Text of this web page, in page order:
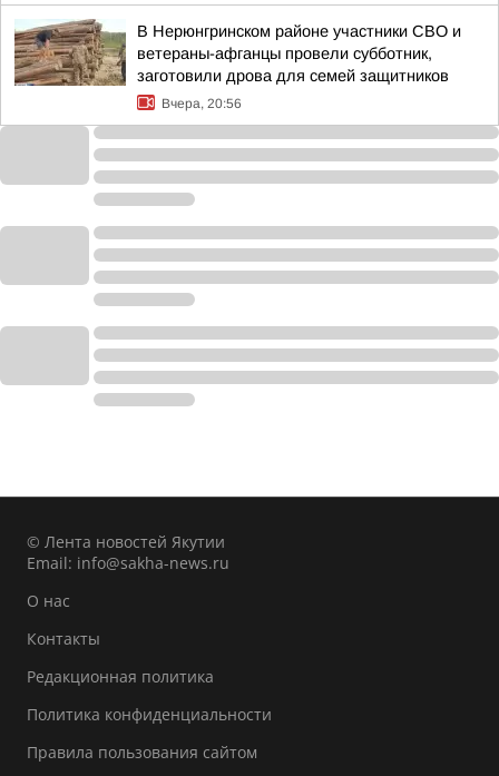
В Нерюнгринском районе участники СВО и
ветераны-афганцы провели субботник,
заготовили дрова для семей защитников
Вчера, 20:56
© Лента новостей Якутии
Email: info@sakha-news.ru
О нас
Контакты
Редакционная политика
Политика конфиденциальности
Правила пользования сайтом